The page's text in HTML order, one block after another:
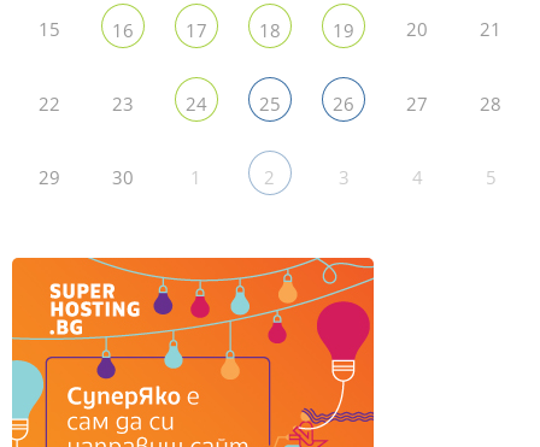
15 16 17 18 19 20 21
22 23 24 25 26 27 28
29 30 1 2 3 4 5